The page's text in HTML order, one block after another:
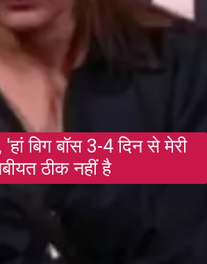
बिग बॉस 3-4 दिन से मेरी
ठीक नहीं है